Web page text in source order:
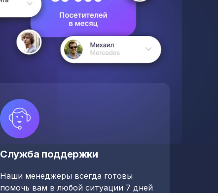
Служба поддержки
Наши менеджеры всегда готовы
помочь вам в любой ситуации 7 дней